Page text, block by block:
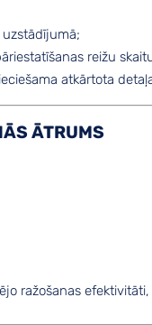
reižu
atkārtota
ĀTRUMS
ražošanas